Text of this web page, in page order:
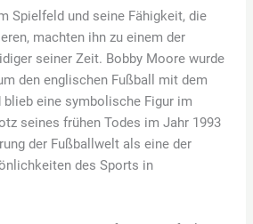
Spielfeld und seine Fähigkeit, die
machten ihn zu einem der
seiner Zeit. Bobby Moore wurde
den englischen Fußball mit dem
blieb eine symbolische Figur im
seines frühen Todes im Jahr 1993
der Fußballwelt als eine der
des Sports in